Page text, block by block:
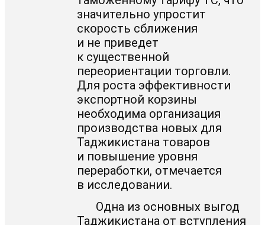
значительно упростит
скорость сближения
и не приведет
к существенной
переориентации торговли.
Для роста эффективности
экспортной корзины
необходима организация
производства новых для
Таджикистана товаров
и повышение уровня
переработки, отмечается
в исследовании.
Одна из основных выгод
Таджикистана от вступления